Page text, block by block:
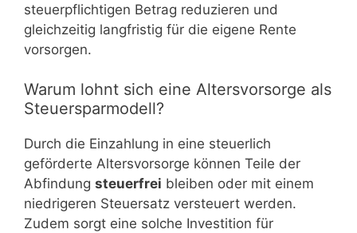
steuerpflichtigen Betrag reduzieren und
gleichzeitig langfristig für die eigene Rente
vorsorgen.
Warum lohnt sich eine Altersvorsorge als
Steuersparmodell?
Durch die Einzahlung in eine steuerlich
geförderte Altersvorsorge können Teile der
Abfindung steuerfrei bleiben oder mit einem
niedrigeren Steuersatz versteuert werden.
Zudem sorgt eine solche Investition für